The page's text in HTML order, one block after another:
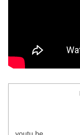
youtu.be